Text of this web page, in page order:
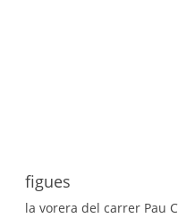
figues
la vorera del carrer Pau